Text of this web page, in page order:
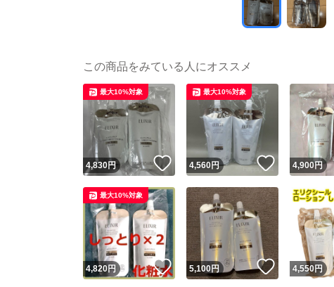
この商品をみている人にオススメ
4,830円 いいね！
最大10%対象
4,560円 いいね！
最大10%対象
4,900円
4,820円 いいね！
最大10%対象
5,100円 いいね！
4,550円